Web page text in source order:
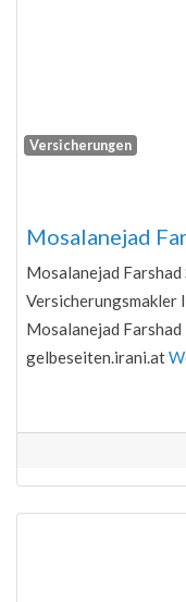
Versicherungen
Mosalanejad
Mosalanejad
Versicherungsmakler
Mosalanejad
gelbeseiten.irani.at